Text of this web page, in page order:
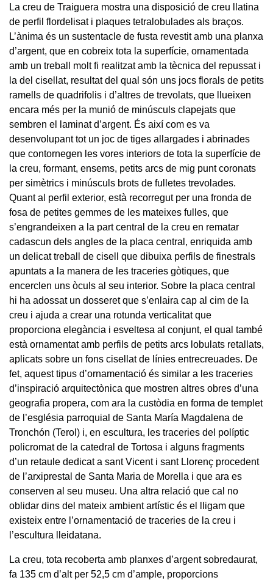
La creu de Traiguera mostra una disposició de creu llatina
de perfil flordelisat i plaques tetralobulades als braços.
L’ànima és un sustentacle de fusta revestit amb una planxa
d’argent, que en cobreix tota la superfície, ornamentada
amb un treball molt fi realitzat amb la tècnica del repussat i
la del cisellat, resultat del qual són uns jocs florals de petits
ramells de quadrifolis i d’altres de trevolats, que llueixen
encara més per la munió de minúsculs clapejats que
sembren el laminat d’argent. És així com es va
desenvolupant tot un joc de tiges allargades i abrinades
que contornegen les vores interiors de tota la superfície de
la creu, formant, ensems, petits arcs de mig punt coronats
per simètrics i minúsculs brots de fulletes trevolades.
Quant al perfil exterior, està recorregut per una fronda de
fosa de petites gemmes de les mateixes fulles, que
s’engrandeixen a la part central de la creu en rematar
cadascun dels angles de la placa central, enriquida amb
un delicat treball de cisell que dibuixa perfils de finestrals
apuntats a la manera de les traceries gòtiques, que
encerclen uns òculs al seu interior. Sobre la placa central
hi ha adossat un dosseret que s’enlaira cap al cim de la
creu i ajuda a crear una rotunda verticalitat que
proporciona elegància i esveltesa al conjunt, el qual també
està ornamentat amb perfils de petits arcs lobulats retallats,
aplicats sobre un fons cisellat de línies entrecreuades. De
fet, aquest tipus d’ornamentació és similar a les traceries
d’inspiració arquitectònica que mostren altres obres d’una
geografia propera, com ara la custòdia en forma de templet
de l’església parroquial de Santa María Magdalena de
Tronchón (Terol) i, en escultura, les traceries del políptic
policromat de la catedral de Tortosa i alguns fragments
d’un retaule dedicat a sant Vicent i sant Llorenç procedent
de l’arxiprestal de Santa Maria de Morella i que ara es
conserven al seu museu. Una altra relació que cal no
oblidar dins del mateix ambient artístic és el lligam que
existeix entre l’ornamentació de traceries de la creu i
l’escultura lleidatana.
La creu, tota recoberta amb planxes d’argent sobredaurat,
fa 135 cm d’alt per 52,5 cm d’ample, proporcions